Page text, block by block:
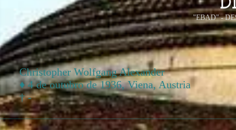
"EBAD" -
Christopher Wolfgang Alexander
♦ 4 de outubro de 1936, Viena, Austria
† -